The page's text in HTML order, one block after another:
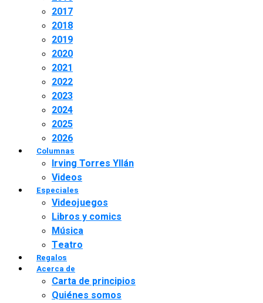
2017
2018
2019
2020
2021
2022
2023
2024
2025
2026
Columnas
Irving Torres Yllán
Videos
Especiales
Videojuegos
Libros y comics
Música
Teatro
Regalos
Acerca de
Carta de principios
Quiénes somos